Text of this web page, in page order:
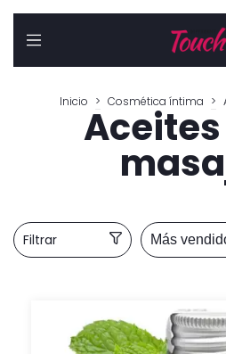
Inicio > Cosmética íntima >
Filtrar